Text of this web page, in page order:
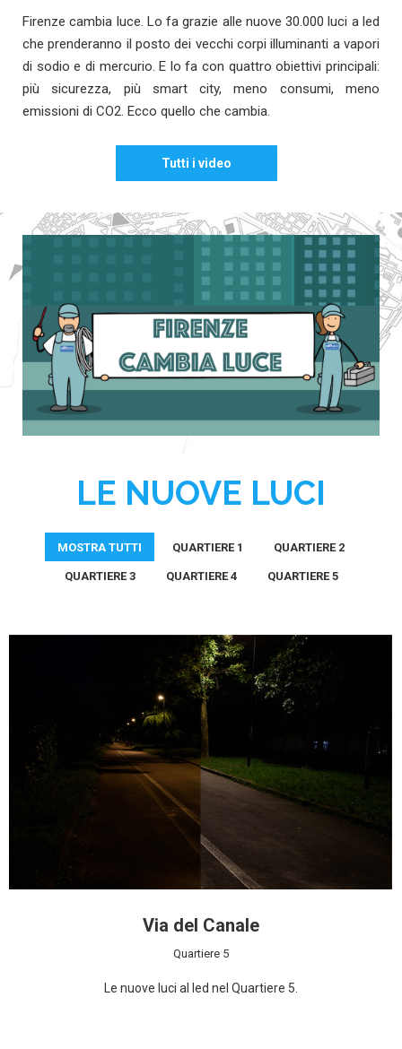
Firenze cambia luce. Lo fa grazie alle nuove 30.000 luci a led
che prenderanno il posto dei vecchi corpi illuminanti a vapori
di sodio e di mercurio. E lo fa con quattro obiettivi principali:
più sicurezza, più smart city, meno consumi, meno
emissioni di CO2. Ecco quello che cambia.
Tutti i video
LE NUOVE LUCI
MOSTRA TUTTI QUARTIERE 1 QUARTIERE 2
QUARTIERE 3 QUARTIERE 4 QUARTIERE 5
Via del Canale
Quartiere 5
Le nuove luci al led nel Quartiere 5.